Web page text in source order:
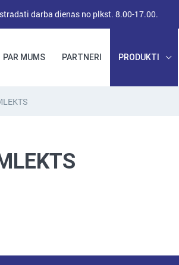
darba dienās no plkst. 8.00-17.00.
PAR MUMS PARTNERI PRODUKTI
MONTĀŽAS
LENTAS, NAGLAS